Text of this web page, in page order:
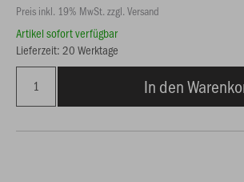
Preis inkl. 19% MwSt. zzgl. Versand
Artikel sofort verfügbar
Lieferzeit: 20 Werktage
In den